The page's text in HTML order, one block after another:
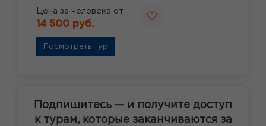
Цена за человека от
14 500 руб.
Посмотреть тур
Подпишитесь — и получите доступ
к турам, которые заканчиваются за